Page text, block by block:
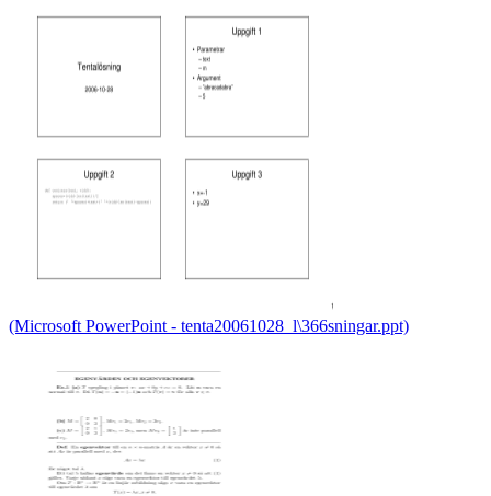
(Microsoft PowerPoint - tenta20061028_l\366sningar.ppt)